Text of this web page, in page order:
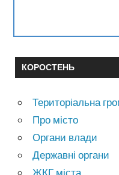
КОРОСТЕНЬ
Територіальна
Про місто
Органи влади
Державні органи
ЖКГ міста